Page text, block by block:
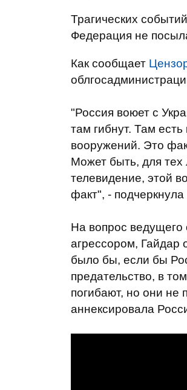
Трагических
Федерация не
Как сообщает
"Россия воюет с
там гибнут. Там
вооружений. Это
Может быть, для тех
телевидение, этой
факт", - подчеркнула
На вопрос ведущего
агрессором, Гайдар
было бы, если бы
предательство, в
погибают, но они
аннексировала